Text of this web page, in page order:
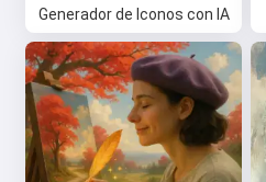
Generador de Iconos con IA